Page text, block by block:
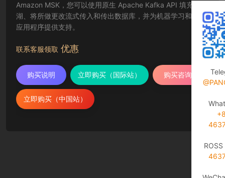
Amazon MSK，您可以使用原生 Apache Kafka API 填充数据
湖、将所做更改流式传入和传出数据库，并为机器学习和分析
应用程序提供支持。
联系客服领取 优惠
购买说明 立即购买（国际站） 购买咨询
立即购买（中国站）